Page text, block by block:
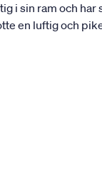
i sin ram och
en luftig och